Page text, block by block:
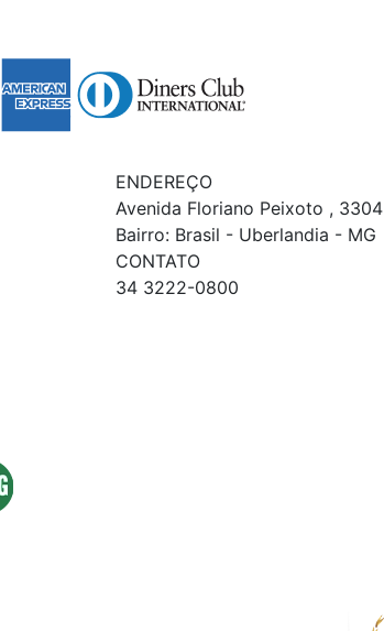
ENDEREÇO
Avenida Floriano Peixoto , 3304
Bairro: Brasil - Uberlandia - MG
CONTATO
34 3222-0800